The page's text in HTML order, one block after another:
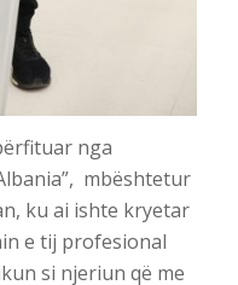
nga
mbështetur
ku ai ishte kryetar
e tij profesional
si njeriun që me